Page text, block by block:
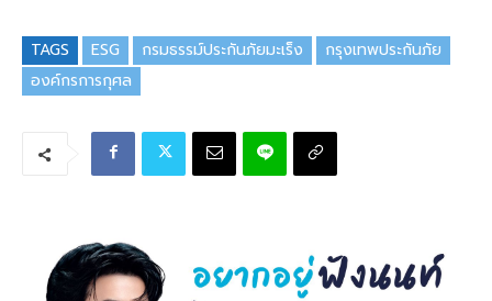
TAGS ESG กรมธรรม์ประกันภัยมะเร็ง
กรุงเทพประกันภัย
องค์กรการกุศล